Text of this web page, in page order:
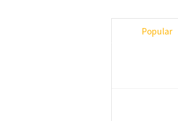
Popular